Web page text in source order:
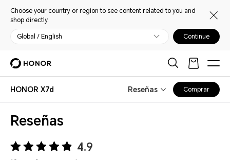
Choose your country or region to see content related to you and
shop directly.
Global / English Continue
HONOR X7d Reseñas Comprar
Reseñas
4.9